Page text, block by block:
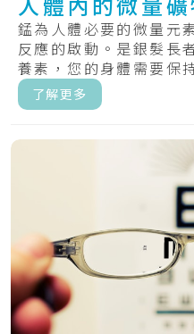
錳為人體必要的微量元
反應的啟動。是銀髮長
養素，您的身體需要保
了解更多